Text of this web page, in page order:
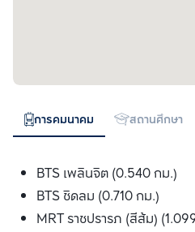
การคมนาคม สถานศึกษา
BTS เพลินจิต (0.540 กม.)
BTS ชิดลม (0.710 กม.)
MRT ราชปรารภ (สีส้ม)